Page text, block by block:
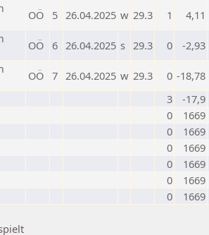
OÖ 5 26.04.2025 w 29.3 1 4,11
OÖ 6 26.04.2025 s 29.3 0 -2,93
OÖ 7 26.04.2025 w 29.3 0 -18,78
3
-17,9
0
1669
0
1669
0
1669
0
1669
0
1669
0
1669